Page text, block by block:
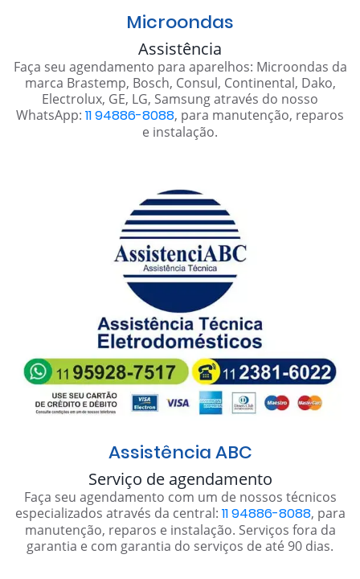
Microondas
Assistência
Faça seu agendamento para aparelhos: Microondas da
marca Brastemp, Bosch, Consul, Continental, Dako,
Electrolux, GE, LG, Samsung através do nosso
WhatsApp: 11 94886-8088, para manutenção, reparos
e instalação.
Assistência ABC
Serviço de agendamento
Faça seu agendamento com um de nossos técnicos
especializados através da central: 11 94886-8088, para
manutenção, reparos e instalação. Serviços fora da
garantia e com garantia do serviços de até 90 dias.